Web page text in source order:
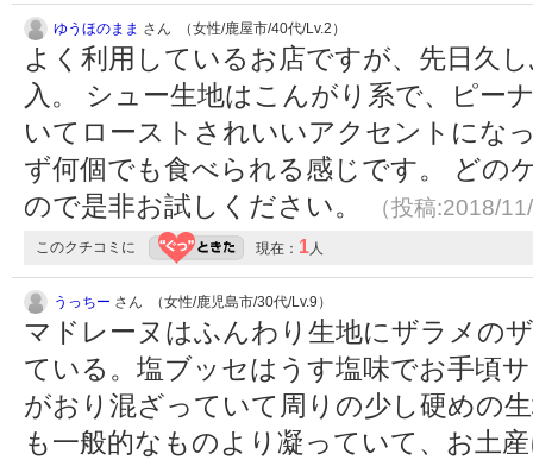
ゆうほのまま さん （女性/鹿屋市/40代/Lv.2）
よく利用しているお店ですが、先日久
入。 シュー生地はこんがり系で、ピー
いてローストされいいアクセントにな
ず何個でも食べられる感じです。 どの
ので是非お試しください。
（投稿:2018/
このクチコミに 現在： 1人
うっちー さん （女性/鹿児島市/30代/Lv.9）
マドレーヌはふんわり生地にザラメの
ている。塩ブッセはうす塩味でお手頃
がおり混ざっていて周りの少し硬めの
も一般的なものより凝っていて、お土